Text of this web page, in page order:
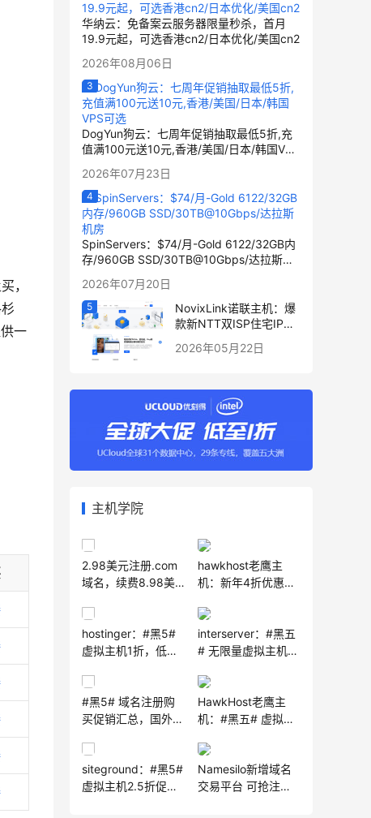
，
一
华纳云：免备案云服务器限量秒杀，首月
19.9元起，可选香港cn2/日本优化/美国cn2
2026年08月06日
DogYun狗云：七周年促销抽取最低5折,充
值满100元送10元,香港/美国/日本/韩国VPS
2026年07月23日
SpinServers：$74/月-Gold 6122/32GB内
存/960GB SSD/30TB@10Gbps/达拉斯机
2026年07月20日
NovixLink诺联主机：爆
款新NTT双ISP住宅IP优
段月付34元起
2026年05月22日
主机学院
2.98美元注册.com
域名，续费8.98美
阻碍！
hawkhost老鹰主
机：新年4折优惠，
港新加坡洛杉矶等7
机房，PayPal支付
宝
hostinger：#黑5#
虚拟主机1折，低至
$47/4年
interserver：#黑五
# 无限量虚拟主机套
$2.5/月，21年国外
主机老品牌
#黑5# 域名注册购
买促销汇总，国外的
HawkHost老鹰主
机：#黑五# 虚拟主
月起， 无限量建站
数+无限量流量；
VPS7折仅$ 23.33 /
siteground：#黑5#
虚拟主机2.5折促销
Namesilo新增域名
交易平台 可抢注权